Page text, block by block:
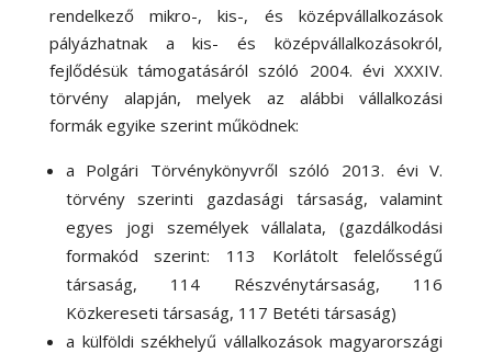
rendelkező mikro-, kis-, és középvállalkozások
pályázhatnak a kis- és középvállalkozásokról,
fejlődésük támogatásáról szóló 2004. évi XXXIV.
törvény alapján, melyek az alábbi vállalkozási
formák egyike szerint működnek:
a Polgári Törvénykönyvről szóló 2013. évi V.
törvény szerinti gazdasági társaság, valamint
egyes jogi személyek vállalata, (gazdálkodási
formakód szerint: 113 Korlátolt felelősségű
társaság, 114 Részvénytársaság, 116
Közkereseti társaság, 117 Betéti társaság)
a külföldi székhelyű vállalkozások magyarországi